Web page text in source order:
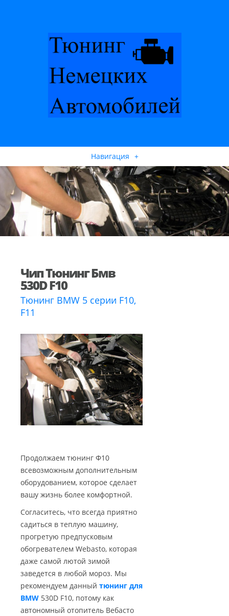
Навигация +
Чип Тюнинг Бмв
530D F10
Тюнинг BMW 5 серии F10,
F11
Продолжаем тюнинг Ф10
всевозможным дополнительным
оборудованием, которое сделает
вашу жизнь более комфортной.
Согласитесь, что всегда приятно
садиться в теплую машину,
прогретую предпусковым
обогревателем Webasto, которая
даже самой лютой зимой
заведется в любой мороз. Мы
рекомендуем данный тюнинг для
BMW 530D F10, потому как
автономный отопитель Вебасто